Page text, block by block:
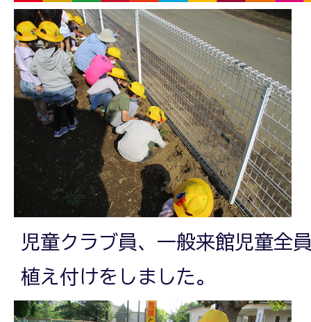
児童クラブ員、一般来館児童全
植え付けをしました。